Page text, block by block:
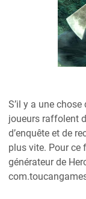
S’il y a une
joueurs raffolent
d’enquête et de
plus vite. Pour ce
générateur de